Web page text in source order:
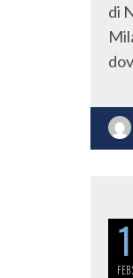
di
FEB